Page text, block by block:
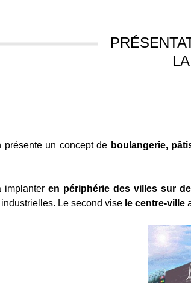
présente un concept de boulangerie,
implanter en périphérie des villes sur
Le second vise le centre-ville